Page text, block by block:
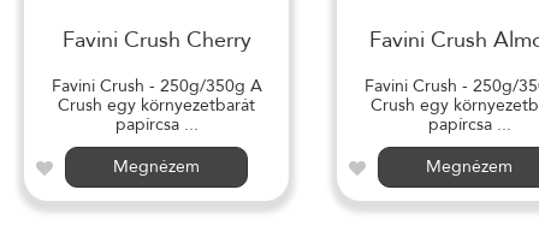
Favini Crush Cherry
Favini Crush - 250g/350g A
Crush egy környezetbarát
papírcsa ...
Megnézem
Favini Crush
Favini Crush - 250g/
Crush egy
papírcsa ...
Megnézem